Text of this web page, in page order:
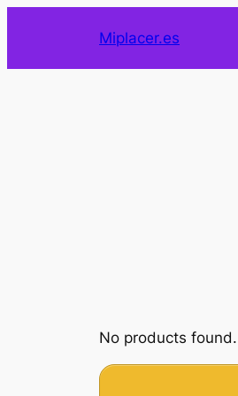
Miplacer.es
No products found.